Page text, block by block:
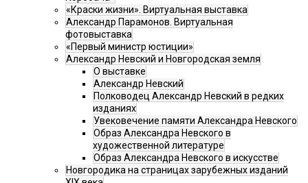
«Краски жизни». Виртуальная выставка
Александр Парамонов. Виртуальная
фотовыставка
«Первый министр юстиции»
Александр Невский и Новгородская земля
О выставке
Александр Невский
Полководец Александр Невский в редких
изданиях
Увековечение памяти Александра Невского
Образ Александра Невского в
художественной литературе
Образ Александра Невского в искусстве
Новгородика на страницах зарубежных изданий